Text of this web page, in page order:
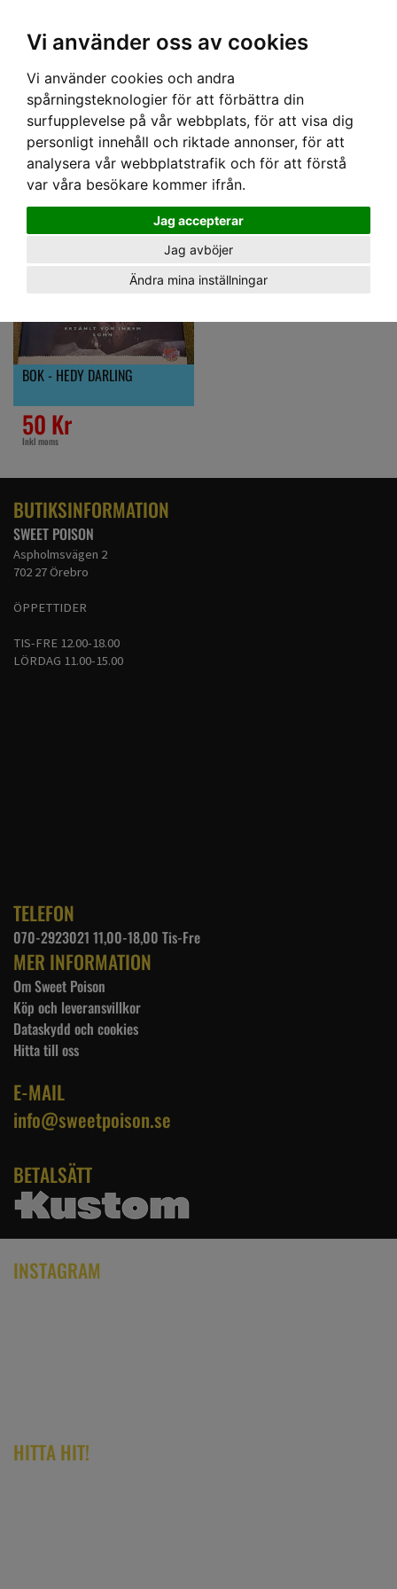
Vi använder oss av cookies
Vi använder cookies och andra
spårningsteknologier för att förbättra din
surfupplevelse på vår webbplats, för att visa dig
personligt innehåll och riktade annonser, för att
analysera vår webbplatstrafik och för att förstå
var våra besökare kommer ifrån.
Jag accepterar
Jag avböjer
Ändra mina inställningar
Hem› BILEN & HEMMET› BÖCKER & TIDNINGAR
BÖCKER & TIDNINGAR
BOK - HEDY DARLING
50 Kr
Inkl moms
BUTIKSINFORMATION
SWEET POISON
Aspholmsvägen 2
702 27 Örebro
ÖPPETTIDER
TIS-FRE 12.00-18.00
LÖRDAG 11.00-15.00
TELEFON
070-2923021 11,00-18,00 Tis-Fre
MER INFORMATION
Om Sweet Poison
Köp och leveransvillkor
Dataskydd och cookies
Hitta till oss
E-MAIL
info@sweetpoison.se
BETALSÄTT
INSTAGRAM
HITTA HIT!